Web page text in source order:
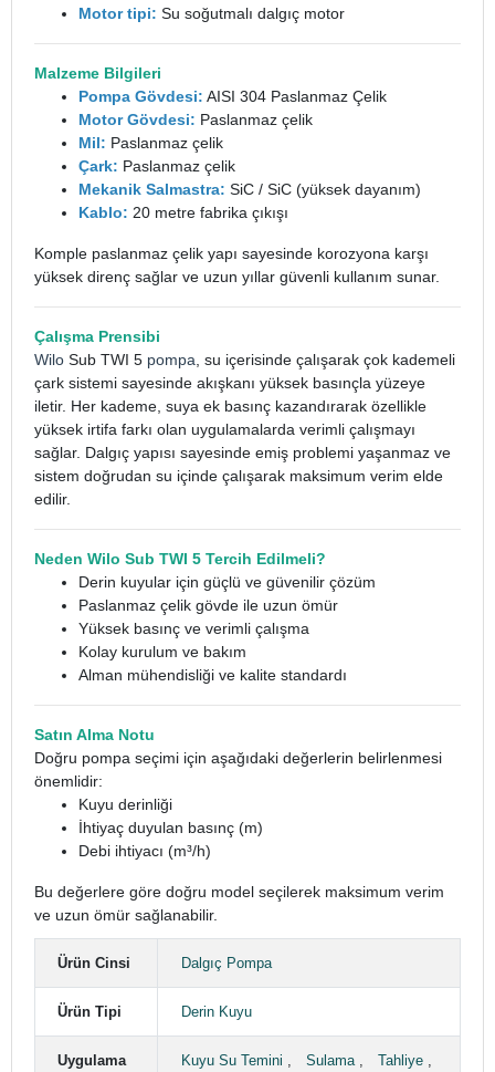
Motor tipi: Su soğutmalı dalgıç motor
Malzeme Bilgileri
Pompa Gövdesi: AISI 304 Paslanmaz Çelik
Motor Gövdesi: Paslanmaz çelik
Mil: Paslanmaz çelik
Çark: Paslanmaz çelik
Mekanik Salmastra: SiC / SiC (yüksek dayanım)
Kablo: 20 metre fabrika çıkışı
Komple paslanmaz çelik yapı sayesinde korozyona karşı
yüksek direnç sağlar ve uzun yıllar güvenli kullanım sunar.
Çalışma Prensibi
Wilo Sub TWI 5 pompa , su içerisinde çalışarak çok kademeli
çark sistemi sayesinde akışkanı yüksek basınçla yüzeye
iletir. Her kademe, suya ek basınç kazandırarak özellikle
yüksek irtifa farkı olan uygulamalarda verimli çalışmayı
sağlar. Dalgıç yapısı sayesinde emiş problemi yaşanmaz ve
sistem doğrudan su içinde çalışarak maksimum verim elde
edilir.
Neden Wilo Sub TWI 5 Tercih Edilmeli?
Derin kuyular için güçlü ve güvenilir çözüm
Paslanmaz çelik gövde ile uzun ömür
Yüksek basınç ve verimli çalışma
Kolay kurulum ve bakım
Alman mühendisliği ve kalite standardı
Satın Alma Notu
Doğru pompa seçimi için aşağıdaki değerlerin belirlenmesi
önemlidir:
Kuyu derinliği
İhtiyaç duyulan basınç (m)
Debi ihtiyacı (m³/h)
Bu değerlere göre doğru model seçilerek maksimum verim
ve uzun ömür sağlanabilir.
Ürün Cinsi Dalgıç Pompa
Ürün Tipi Derin Kuyu
Uygulama Kuyu Su Temini , Sulama, Tahliye ,